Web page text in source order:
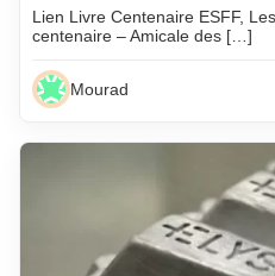
Lien Livre Centenaire ESFF,
centenaire – Amicale des […]
Mourad